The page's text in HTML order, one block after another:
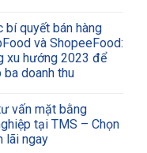
bí quyết bán hàng
và ShopeeFood:
xu hướng 2023 để
doanh thu
vấn mặt bằng
tại TMS – Chọn
lãi ngay